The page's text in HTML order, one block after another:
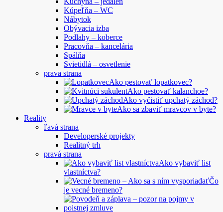
Kúpeľňa – WC
Nábytok
Obývacia izba
Podlahy – koberce
Pracovňa – kancelária
Spálňa
Svietidlá – osvetlenie
prava strana
Ako pestovať lopatkovec?
Ako pestovať kalanchoe?
Ako vyčistiť upchatý záchod?
Ako sa zbaviť mravcov v byte?
Reality
ľavá strana
Developerské projekty
Realitný trh
pravá strana
Ako vybaviť list
vlastníctva?
Čo
je vecné bremeno?